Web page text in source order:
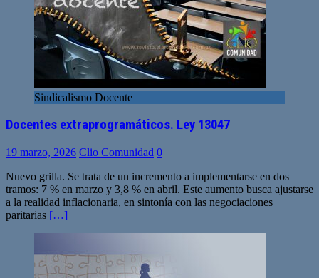
Sindicalismo Docente
Docentes extraprogramáticos. Ley 13047
19 marzo, 2026 Clio Comunidad 0
Nuevo grilla. Se trata de un incremento a implementarse en dos
tramos: 7 % en marzo y 3,8 % en abril. Este aumento busca ajustarse
a la realidad inflacionaria, en sintonía con las negociaciones
paritarias […]